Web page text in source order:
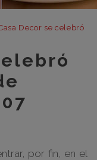
Decor se celebró
por fin, en el